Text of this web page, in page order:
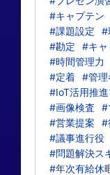
#キャプテン
#課題設定
#
#勘定
#キャ
#時間管理力
#定着 #管理
#IoT活用推
#画像検査
#
#営業提案
#
#議事進行役
#問題解決ス
#年次有給休